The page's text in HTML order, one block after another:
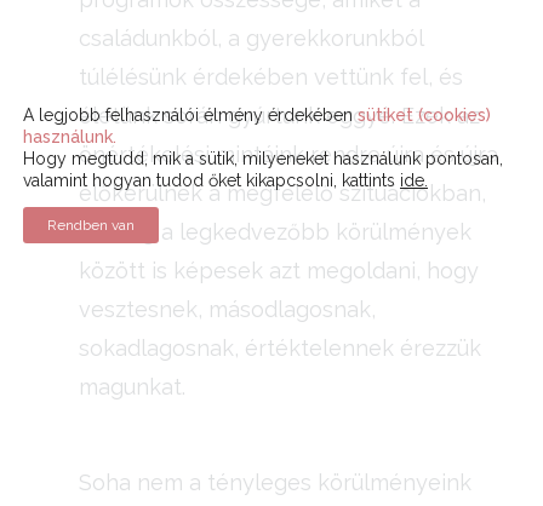
családunkból, a gyerekkorunkból
túlélésünk érdekében vettünk fel, és
életünk során gyúrtunk eggyé. Ezek az
önértékelési mintáink rendre újra és újra
előkerülnek a megfelelő szituációkban,
és még a legkedvezőbb körülmények
között is képesek azt megoldani, hogy
vesztesnek, másodlagosnak,
sokadlagosnak, értéktelennek érezzük
magunkat.
Soha nem a tényleges körülményeink
A legjobb felhasználói élmény érdekébensütiket (cookies)
használunk.
Hogy megtudd, mik a sütik, milyeneket használunk pontosan,
valamint hogyan tudod őket kikapcsolni, kattints ide.
Rendben van